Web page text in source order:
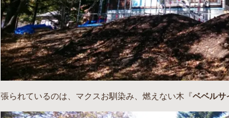
張られているのは、マクスお馴染み、燃えない木『ベベルサ